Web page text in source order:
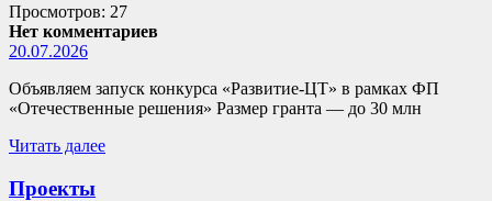
Просмотров: 27
Нет комментариев
20.07.2026
Объявляем запуск конкурса «Развитие-ЦТ» в рамках ФП
«Отечественные решения» Размер гранта — до 30 млн
Читать далее
Проекты